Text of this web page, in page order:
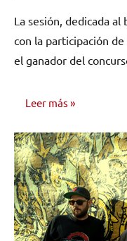
La sesión, dedicada
con la participación
el ganador del
Leer más
NOTICIAS